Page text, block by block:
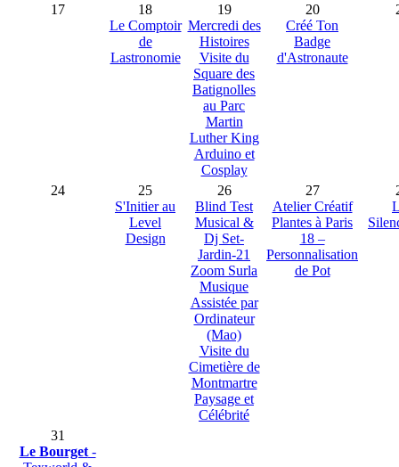
17
18
Le Comptoir
de
Lastronomie
19
Mercredi des
Histoires
Visite du
Square des
Batignolles
au Parc
Martin
Luther King
Arduino et
Cosplay
20
Créé Ton
Badge
d'Astronaute
24
25
S'Initier au
Level
Design
26
Blind Test
Musical &
Dj Set-
Jardin-21
Zoom Surla
Musique
Assistée par
Ordinateur
(Mao)
Visite du
Cimetière de
Montmartre
Paysage et
Célébrité
27
Atelier Créatif
Plantes à Paris
18 –
Personnalisation
de Pot
31
Le Bourget-